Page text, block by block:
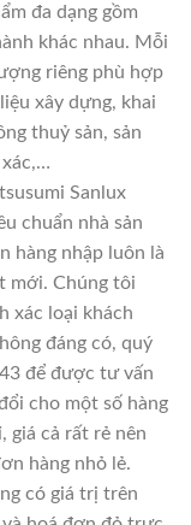
đa dạng gồm
khác nhau. Mỗi
riêng phù hợp
xây dựng, khai
thuỷ sản, sản
xác,…
Sanlux
chuẩn nhà sản
hàng nhập luôn là
mới. Chúng tôi
xác loại khách
đáng có, quý
để được tư vấn
cho một số hàng
giá cả rất rẻ nên
hàng nhỏ lẻ.
có giá trị trên